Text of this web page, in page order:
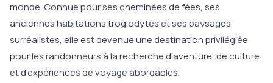
monde. Connue pour ses cheminées de fées, ses
anciennes habitations troglodytes et ses paysages
surréalistes, elle est devenue une destination privilégiée
pour les randonneurs à la recherche d'aventure, de culture
et d'expériences de voyage abordables.